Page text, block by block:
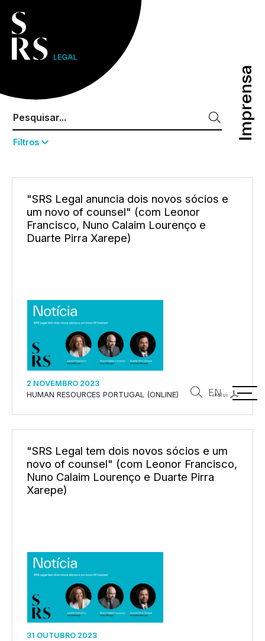
Imprensa
Imprensa
EN
Filtros
"SRS Legal anuncia dois novos sócios e
um novo of counsel" (com Leonor
Francisco, Nuno Calaim Lourenço e
Duarte Pirra Xarepe)
2 NOVEMBRO 2023
HUMAN RESOURCES PORTUGAL (ONLINE)
inclui
"SRS Legal tem dois novos sócios e um
novo of counsel" (com Leonor Francisco,
Nuno Calaim Lourenço e Duarte Pirra
Xarepe)
31 OUTUBRO 2023